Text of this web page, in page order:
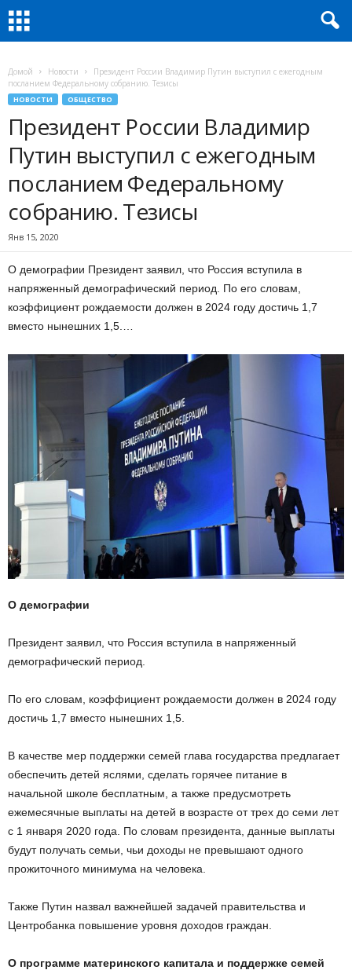
Домой Новости
Президент России Владимир Путин выступил с ежегодным
посланием Федеральному собранию. Тезисы
НОВОСТИ ОБЩЕСТВО
Президент России Владимир
Путин выступил с ежегодным
посланием Федеральному
собранию. Тезисы
Янв 15, 2020
О демографии Президент заявил, что Россия вступила в
напряженный демографический период. По его словам,
коэффициент рождаемости должен в 2024 году достичь 1,7
вместо нынешних 1,5.…
О демографии
Президент заявил, что Россия вступила в напряженный
демографический период.
По его словам, коэффициент рождаемости должен в 2024 году
достичь 1,7 вместо нынешних 1,5.
В качестве мер поддержки семей глава государства предлагает
обеспечить детей яслями, сделать горячее питание в
начальной школе бесплатным, а также предусмотреть
ежемесячные выплаты на детей в возрасте от трех до семи лет
с 1 января 2020 года. По словам президента, данные выплаты
будут получать семьи, чьи доходы не превышают одного
прожиточного минимума на человека.
Также Путин назвал важнейшей задачей правительства и
Центробанка повышение уровня доходов граждан.
О программе материнского капитала и поддержке семей